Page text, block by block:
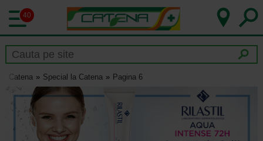
40
Catena Special la Catena Pagina 6